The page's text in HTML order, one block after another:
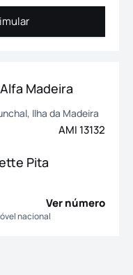
este terreno
Simular
Madeira
Ilha da Madeira
AMI 13132
Pita
Ver número
nacional